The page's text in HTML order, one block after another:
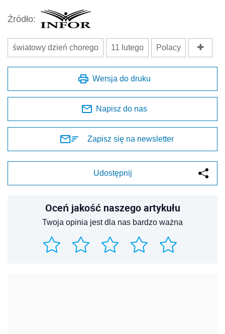
Źródło:
światowy dzień chorego 11 lutego Polacy
Wersja do druku
Napisz do nas
Zapisz się na newsletter
Udostępnij
Oceń jakość naszego artykułu
Twoja opinia jest dla nas bardzo ważna